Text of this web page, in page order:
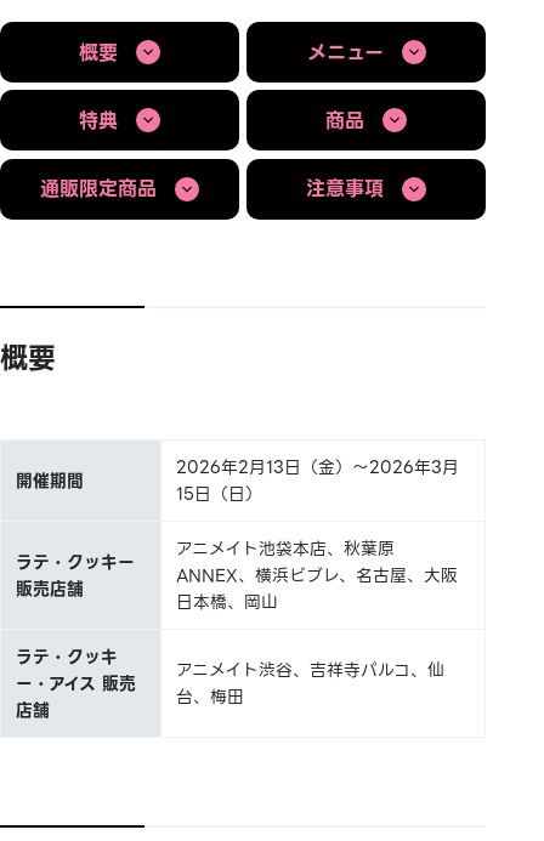
概要 メニュー
特典 商品
通販限定商品 注意事項
概要
開催期間
2026年2月13日（金）～2026年3月
15日（日）
ラテ・クッキー
販売店舗
アニメイト池袋本店、秋葉原
ANNEX、横浜ビブレ、名古屋、大阪
日本橋、岡山
ラテ・クッキ
ー・アイス 販売
店舗
アニメイト渋谷、吉祥寺パルコ、仙
台、梅田